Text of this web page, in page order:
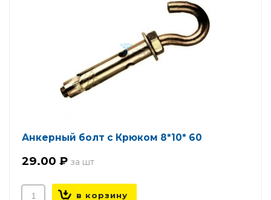
Анкерный болт с Крюком 8*10* 60
29.00 ₽